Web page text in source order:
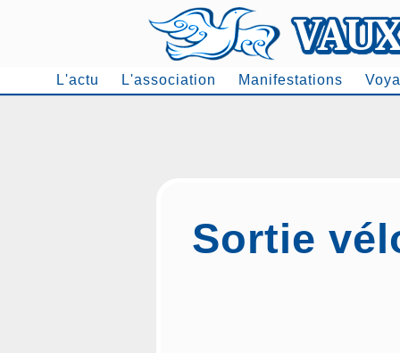
L'actu L'association Manifestations
Sortie